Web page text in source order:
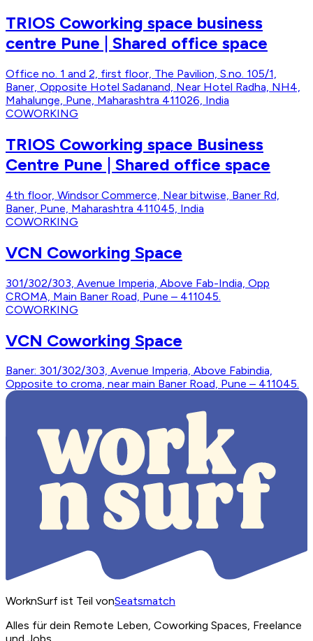
TRIOS Coworking space business
centre Pune | Shared office space
Office no. 1 and 2, first floor, The Pavilion, S.no. 105/1,
Baner, Opposite Hotel Sadanand, Near Hotel Radha, NH4,
Mahalunge, Pune, Maharashtra 411026, India
COWORKING
TRIOS Coworking space Business
Centre Pune | Shared office space
4th floor, Windsor Commerce, Near bitwise, Baner Rd,
Baner, Pune, Maharashtra 411045, India
COWORKING
VCN Coworking Space
301/302/303, Avenue Imperia, Above Fab-India, Opp
CROMA, Main Baner Road, Pune – 411045.
COWORKING
VCN Coworking Space
Baner: 301/302/303, Avenue Imperia, Above Fabindia,
Opposite to croma, near main Baner Road, Pune – 411045.
WorknSurf ist Teil vonSeatsmatch
Alles für dein Remote Leben, Coworking Spaces, Freelance